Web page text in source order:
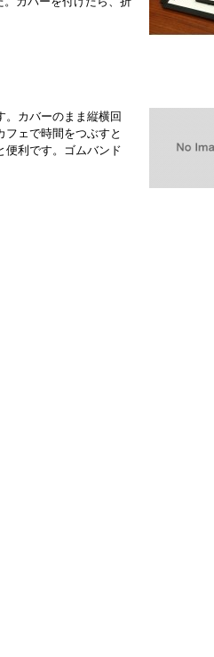
。カバーのまま縦横回
ェで時間をつぶすと
便利です。ゴムバンド